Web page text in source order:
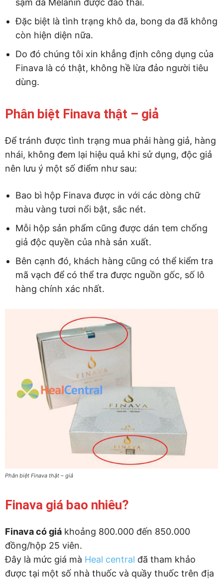
sạm da Melanin được đào thải.
Đặc biệt là tình trạng khô da, bong da đã không
còn hiện diện nữa.
Do đó chúng tôi xin khẳng định công dụng của
Finava là có thật, không hề lừa đảo người tiêu
dùng.
Phân biệt Finava thật – giả
Để tránh được tình trạng mua phải hàng giả, hàng
nhái, không đem lại hiệu quả khi sử dụng, độc giả
nên lưu ý một số điểm như sau:
Bao bì hộp Finava được in với các dòng chữ
màu vàng tươi nổi bật, sắc nét.
Mỗi hộp sản phẩm cũng được dán tem chống
giả độc quyền của nhà sản xuất.
Bên cạnh đó, khách hàng cũng có thể kiểm tra
mã vạch để có thể tra được nguồn gốc, số lô
hàng chính xác nhất.
Phân biệt Finava thật – giả
Finava giá bao nhiêu?
Finava có giá khoảng 800.000 đến 850.000
đồng/hộp 25 viên.
Đây là mức giá mà Heal central đã tham khảo
được tại một số nhà thuốc và quầy thuốc trên địa